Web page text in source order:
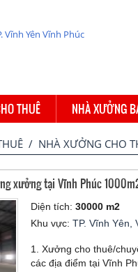
THUÊ NHÀ XƯỞNG
/ NHÀ XƯỞNG CHO
xưởng tại Vĩnh Phúc
Diện tích:30000 m2
Khu vực:TP. Vĩnh Yên,
1. Xưởng cho thuê/
các địa điểm tại Vĩnh